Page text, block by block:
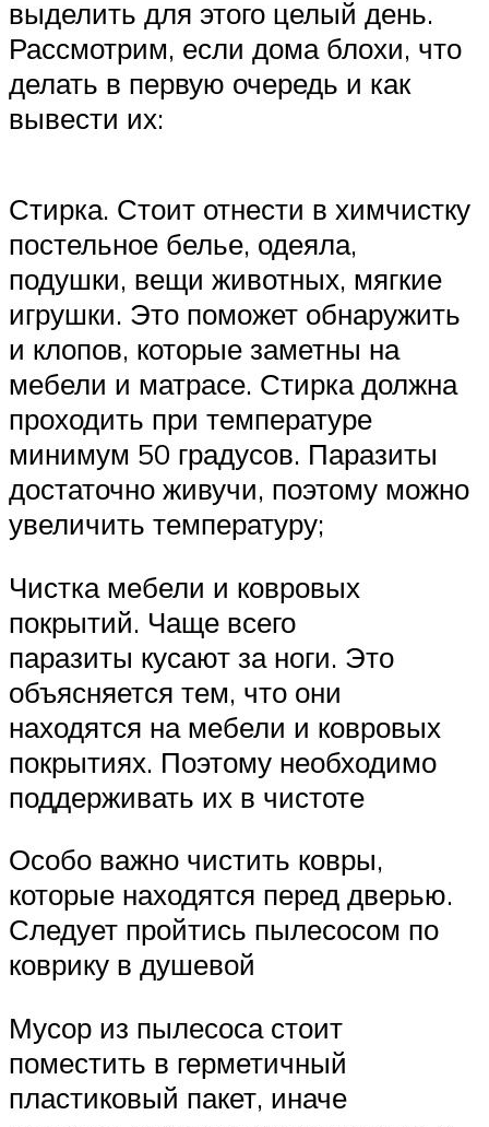
выделить для этого целый день.
Рассмотрим, если дома блохи, что
делать в первую очередь и как
вывести их:
Стирка. Стоит отнести в химчистку
постельное белье, одеяла,
подушки, вещи животных, мягкие
игрушки. Это поможет обнаружить
и клопов, которые заметны на
мебели и матрасе. Стирка должна
проходить при температуре
минимум 50 градусов. Паразиты
достаточно живучи, поэтому можно
увеличить температуру;
Чистка мебели и ковровых
покрытий. Чаще всего
паразиты кусают за ноги. Это
объясняется тем, что они
находятся на мебели и ковровых
покрытиях. Поэтому необходимо
поддерживать их в чистоте
Особо важно чистить ковры,
которые находятся перед дверью.
Следует пройтись пылесосом по
коврику в душевой
Мусор из пылесоса стоит
поместить в герметичный
пластиковый пакет, иначе